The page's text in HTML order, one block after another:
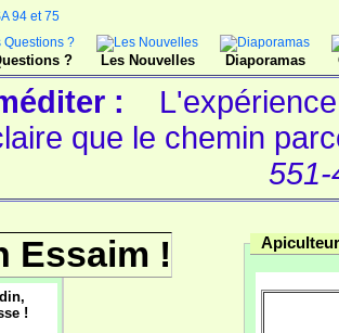
? Les Nouvelles Diaporamas
:
que le chemin
551-
Essaim !
!